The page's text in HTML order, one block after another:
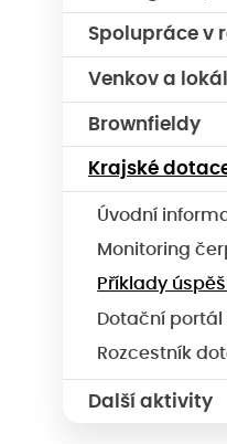
Spolupráce v
Venkov a
Brownfieldy
Krajské
Úvodní
Monitoring
Příklady
Dotační portál
Rozcestník
Další aktivity